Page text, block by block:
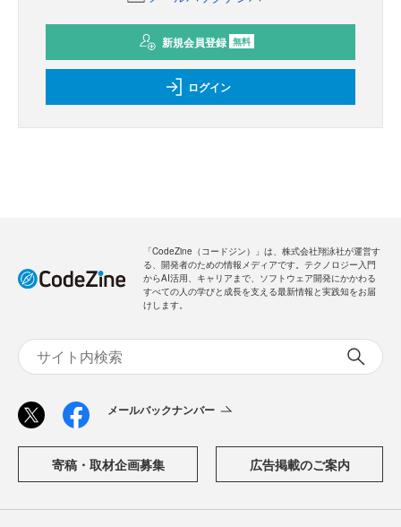
新規会員登録 無料
ログイン
「CodeZine（コードジン）」は、株式会社翔泳社が運営す
る、開発者のための情報メディアです。テクノロジー入門
からAI活用、キャリアまで、ソフトウェア開発にかかわる
すべての人の学びと成長を支える最新情報と実践知をお届
けします。
メールバックナンバー
寄稿・取材企画募集 広告掲載のご案内